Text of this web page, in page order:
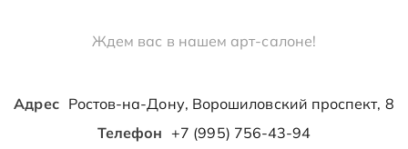
Ждем вас в нашем арт-салоне!
Адрес Ростов-на-Дону, Ворошиловский проспект, 8
Телефон +7 (995) 756-43-94